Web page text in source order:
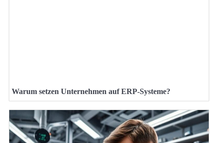
Warum setzen Unternehmen auf ERP-Systeme?